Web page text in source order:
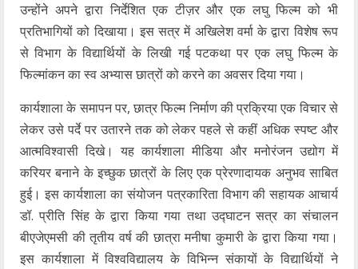
उन्होंने अपने द्वारा निर्देशित एक टीज़र और एक लघु फिल्म को भी
प्रतिभागियों को दिखाया। इस सत्र में अखिलेश वर्मा के द्वारा विशेष रूप
से विभाग के विद्यार्थियों के लिखी गई पटकथा पर एक लघु फिल्म के
फिल्मांकन का स्व अभ्यास छात्रों को करने का अवसर दिया गया।
कार्यशाला के समापन पर, छात्र फिल्म निर्माण की प्रक्रिया एक विचार से
लेकर उसे पर्दे पर उतारने तक को लेकर पहले से कहीं अधिक स्पष्ट और
आत्मविश्वासी दिखे। यह कार्यशाला मीडिया और मनोरंजन उद्योग में
करियर बनाने के इच्छुक छात्रों के लिए एक प्रेरणादायक अनुभव साबित
हुई। इस कार्यशाला का संयोजन पत्रकारिता विभाग की सहायक आचार्य
डॉ. प्रीति सिंह के द्वारा किया गया तथा उद्घाटन सत्र का संचालन
बीएजेएमसी की तृतीय वर्ष की छात्रा मनीषा कुमारी के द्वारा किया गया।
इस कार्यशाला में विश्वविद्यालय के विभिन्न संकायों के विद्यार्थियों ने